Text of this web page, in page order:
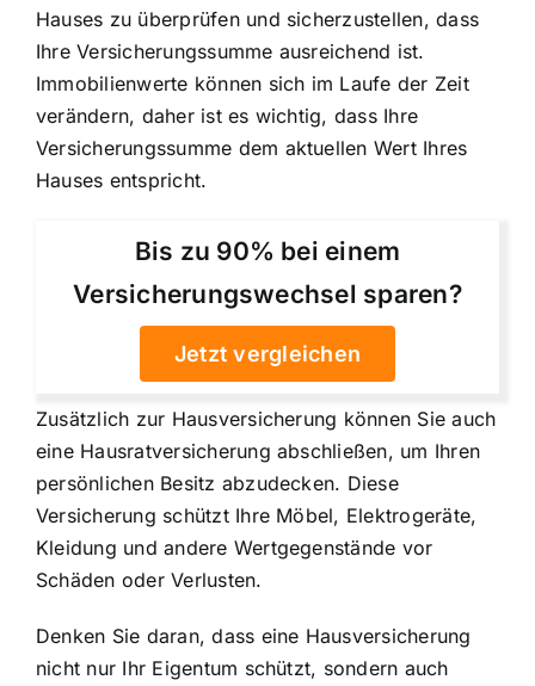
Hauses zu überprüfen und sicherzustellen, dass
Ihre Versicherungssumme ausreichend ist.
Immobilienwerte können sich im Laufe der Zeit
verändern, daher ist es wichtig, dass Ihre
Versicherungssumme dem aktuellen Wert Ihres
Hauses entspricht.
Bis zu 90% bei einem
Versicherungswechsel sparen?
Jetzt vergleichen
Zusätzlich zur Hausversicherung können Sie auch
eine Hausratversicherung abschließen, um Ihren
persönlichen Besitz abzudecken. Diese
Versicherung schützt Ihre Möbel, Elektrogeräte,
Kleidung und andere Wertgegenstände vor
Schäden oder Verlusten.
Denken Sie daran, dass eine Hausversicherung
nicht nur Ihr Eigentum schützt, sondern auch